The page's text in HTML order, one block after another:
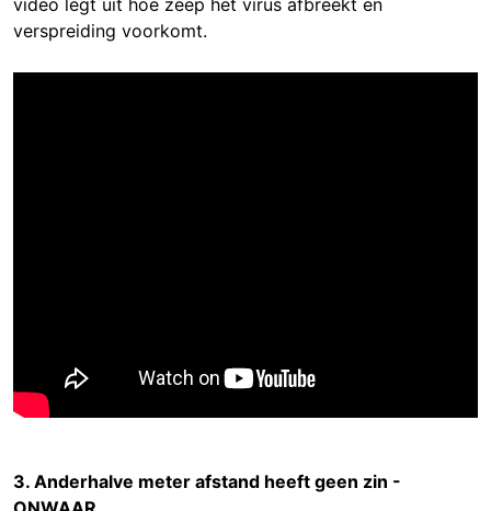
verspreiding voorkomt.
3. Anderhalve meter afstand heeft geen zin -